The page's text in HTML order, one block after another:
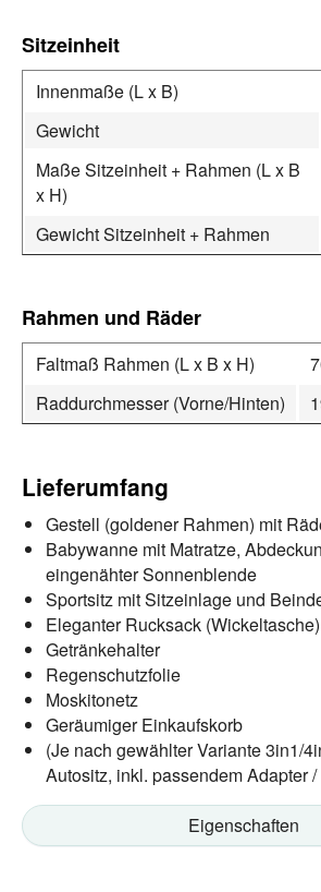
Sitzeinheit
Innenmaße (L x B)
Gewicht
Maße Sitzeinheit + Rahmen (L x B
x H)
Gewicht Sitzeinheit + Rahmen
Rahmen und Räder
Faltmaß Rahmen (L x B x H)
Raddurchmesser (Vorne/Hinten)
Lieferumfang
Gestell (goldener Rahmen) mit
Babywanne mit Matratze,
eingenähter Sonnenblende
Sportsitz mit Sitzeinlage und
Eleganter Rucksack (Wickeltasche)
Getränkehalter
Regenschutzfolie
Moskitonetz
Geräumiger Einkaufskorb
(Je nach gewählter Variante 3in1/
Autositz, inkl. passendem Adapter
Eigenschaften